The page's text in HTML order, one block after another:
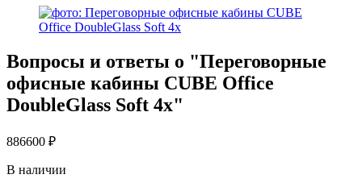
Вопросы и ответы о "Переговорные
офисные кабины CUBE Office
DoubleGlass Soft 4x"
886600 ₽
В наличии